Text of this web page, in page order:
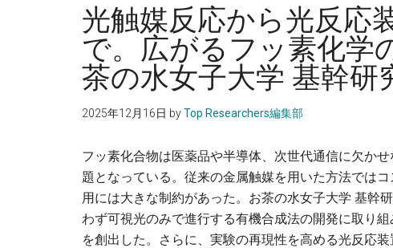
を、
す
べ
て
の
人
光触媒反応から光反応
で。広がるフッ素化学
茶の水女子大学 基幹研
2025年12月16日 byTop Researchers編集部
フッ素化合物は医薬品や半導体、次世代通信に欠か
題となっている。従来の金属触媒を用いた方法では
用には大きな制約があった。お茶の水女子大学 基
わず可視光のみで進行する有機合成法の開発に取り
を創出した。さらに、実験の再現性を高める光反応